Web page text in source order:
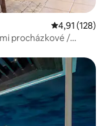
Průměrné
4,91 (128)
procházkové /